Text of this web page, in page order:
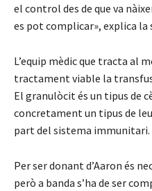
el control des de que va
es pot complicar», explica la
L’equip mèdic que tracta al
tractament viable la
El granulòcit és un tipus de
concretament un tipus de
part del sistema immunitari.
Per ser donant d’Aaron és
però a banda s’ha de ser